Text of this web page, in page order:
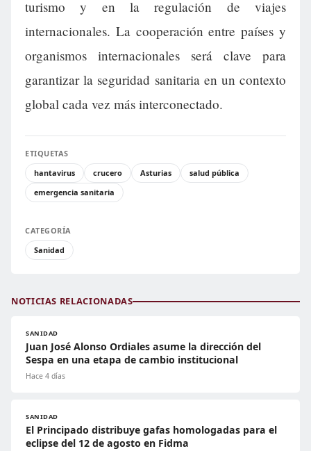
turismo y en la regulación de viajes
internacionales. La cooperación entre países y
organismos internacionales será clave para
garantizar la seguridad sanitaria en un contexto
global cada vez más interconectado.
ETIQUETAS
hantavirus
crucero Asturias
salud pública
emergencia sanitaria
CATEGORÍA
Sanidad
NOTICIAS RELACIONADAS
SANIDAD
Juan José Alonso Ordiales asume la dirección del
Sespa en una etapa de cambio institucional
Hace 4 días
SANIDAD
El Principado distribuye gafas homologadas para el
eclipse del 12 de agosto en Fidma